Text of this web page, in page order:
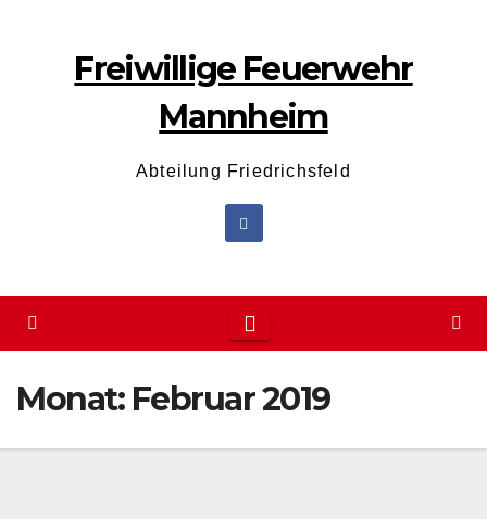
Freiwillige Feuerwehr
Mannheim
Abteilung Friedrichsfeld
Monat: Februar 2019